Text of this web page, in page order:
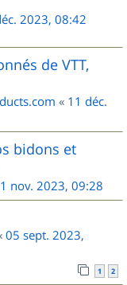
2023, 08:42
de VTT,
« 11 déc.
bidons et
nov. 2023, 09:28
05 sept. 2023,
1 2